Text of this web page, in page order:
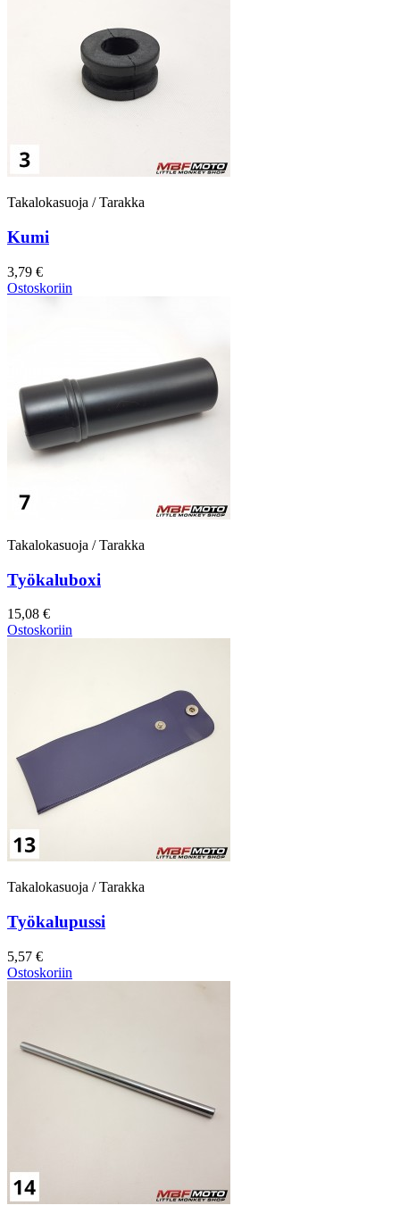
Takalokasuoja / Tarakka
Kumi
3,79 €
Ostoskoriin
Takalokasuoja / Tarakka
Työkaluboxi
15,08 €
Ostoskoriin
Takalokasuoja / Tarakka
Työkalupussi
5,57 €
Ostoskoriin